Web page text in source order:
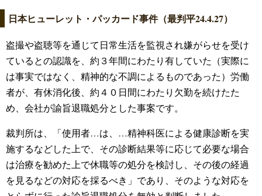
日本ヒューレット・パッカード事件（最判平24.4.27）
盗撮や盗聴等を通じて日常生活を監視され嫌がらせを受け
ているとの認識を、約３年間にわたり有していた（実際に
は事実ではなく、精神的な不調によるものであった）労働
者が、有休消化後、約４０日間にわたり欠勤を続けたた
め、会社が諭旨退職処分とした事案です。
裁判所は、「使用者…は、…精神科医による健康診断を実
施するなどした上で、その診断結果等に応じて必要な場合
は治療を勧めた上で休職等の処分を検討し、その後の経過
を見るなどの対応を採るべき」であり、そのような対応を